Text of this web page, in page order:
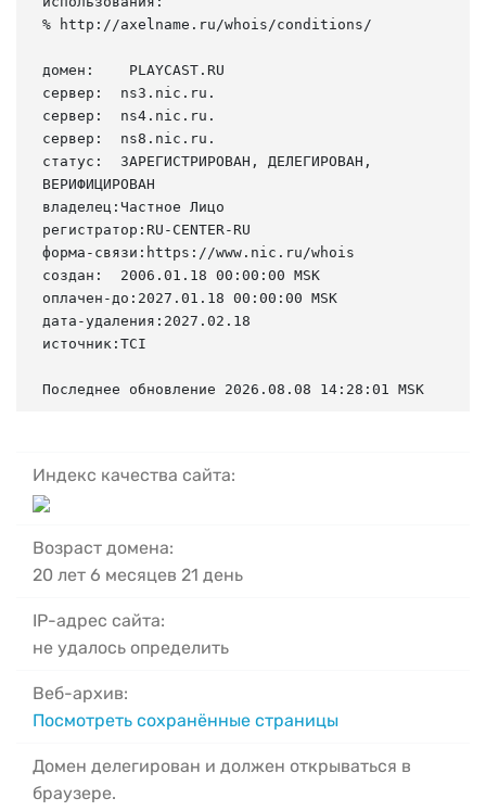
% http://axelname.ru/whois/conditions/
домен:    PLAYCAST.RU
сервер:  ns3.nic.ru.
сервер:  ns4.nic.ru.
сервер:  ns8.nic.ru.
статус:  ЗАРЕГИСТРИРОВАН, ДЕЛЕГИРОВАН,
ВЕРИФИЦИРОВАН
владелец:Частное Лицо
регистратор:RU-CENTER-RU
форма-связи:https://www.nic.ru/whois
создан:  2006.01.18 00:00:00 MSK
оплачен-до:2027.01.18 00:00:00 MSK
дата-удаления:2027.02.18
источник:TCI
Последнее обновление 2026.08.08 14:28:01 MSK
Индекс качества сайта:
Возраст домена:
20 лет 6 месяцев 21 день
IP-адрес сайта:
не удалось определить
Веб-архив:
Посмотреть сохранённые страницы
Домен делегирован и должен открываться в
браузере.